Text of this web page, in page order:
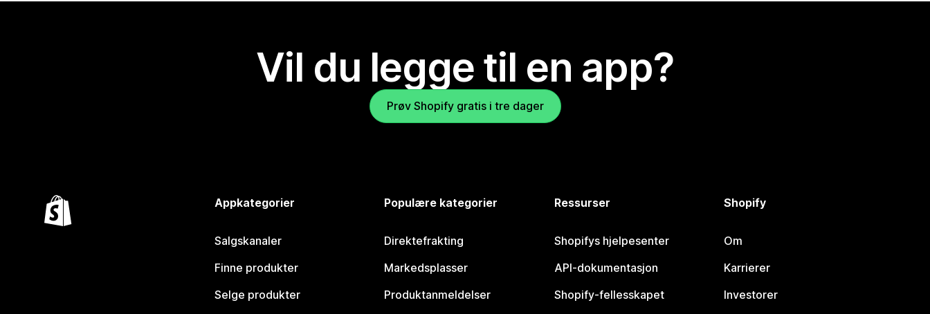
Vil du legge til en app?
Prøv Shopify gratis i tre dager
Appkategorier
Salgskanaler
Finne produkter
Selge produkter
Populære kategorier
Direktefrakting
Markedsplasser
Produktanmeldelser
Ressurser
Shopifys hjelpesenter
API-dokumentasjon
Shopify-fellesskapet
Shopify
Om
Karrierer
Investorer